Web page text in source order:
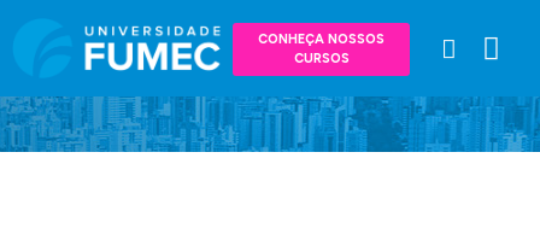
CONHEÇA NOSSOS
CURSOS